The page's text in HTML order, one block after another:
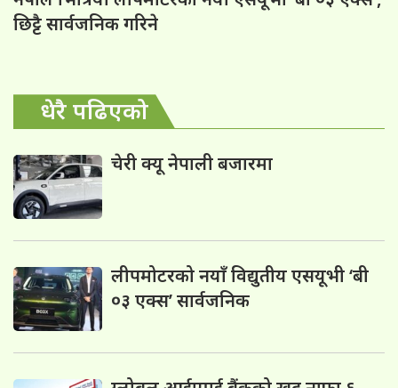
छिट्टै सार्वजनिक गरिने
धेरै पढिएको
चेरी क्यू नेपाली बजारमा
लीपमोटरको नयाँ विद्युतीय एसयूभी ‘बी
०३ एक्स’ सार्वजनिक